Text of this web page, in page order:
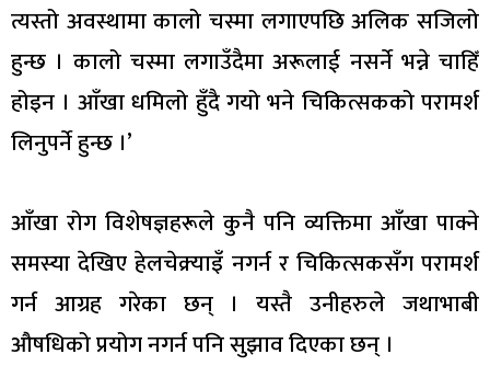
त्यस्तो अवस्थामा कालो चस्मा लगाएपछि अलिक सजिलो
हुन्छ । कालो चस्मा लगाउँदैमा अरूलाई नसर्ने भन्ने चाहिँ
होइन । आँखा धमिलो हुँदै गयो भने चिकित्सकको परामर्श
लिनुपर्ने हुन्छ ।’
आँखा रोग विशेषज्ञहरूले कुनै पनि व्यक्तिमा आँखा पाक्ने
समस्या देखिए हेलचेक्र्याइँ नगर्न र चिकित्सकसँग परामर्श
गर्न आग्रह गरेका छन् । यस्तै उनीहरुले जथाभाबी
औषधिको प्रयोग नगर्न पनि सुझाव दिएका छन् ।